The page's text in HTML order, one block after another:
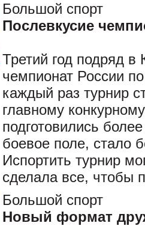
Большой спорт
Послевкусие
Третий год подряд в
чемпионат России
каждый раз турнир
главному
подготовились
боевое поле, стало
Испортить турнир
сделала все, чтобы
Большой спорт
Новый формат